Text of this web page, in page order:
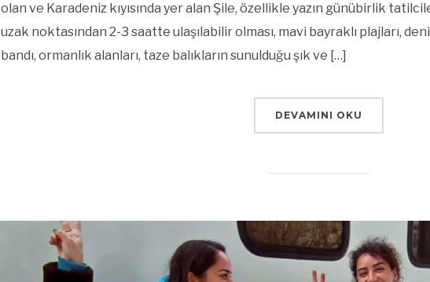
olan ve Karadeniz kıyısında yer alan Şile, özellikle yazın günübirlik
uzak noktasından 2-3 saatte ulaşılabilir olması, mavi bayraklı plajları,
bandı, ormanlık alanları, taze balıkların sunulduğu şık ve […]
DEVAMINI OKU